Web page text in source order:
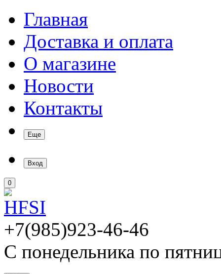
Главная
Доставка и оплата
О магазине
Новости
Контакты
Еще
Вход
0
+7(985)923-46-46
С понедельника по